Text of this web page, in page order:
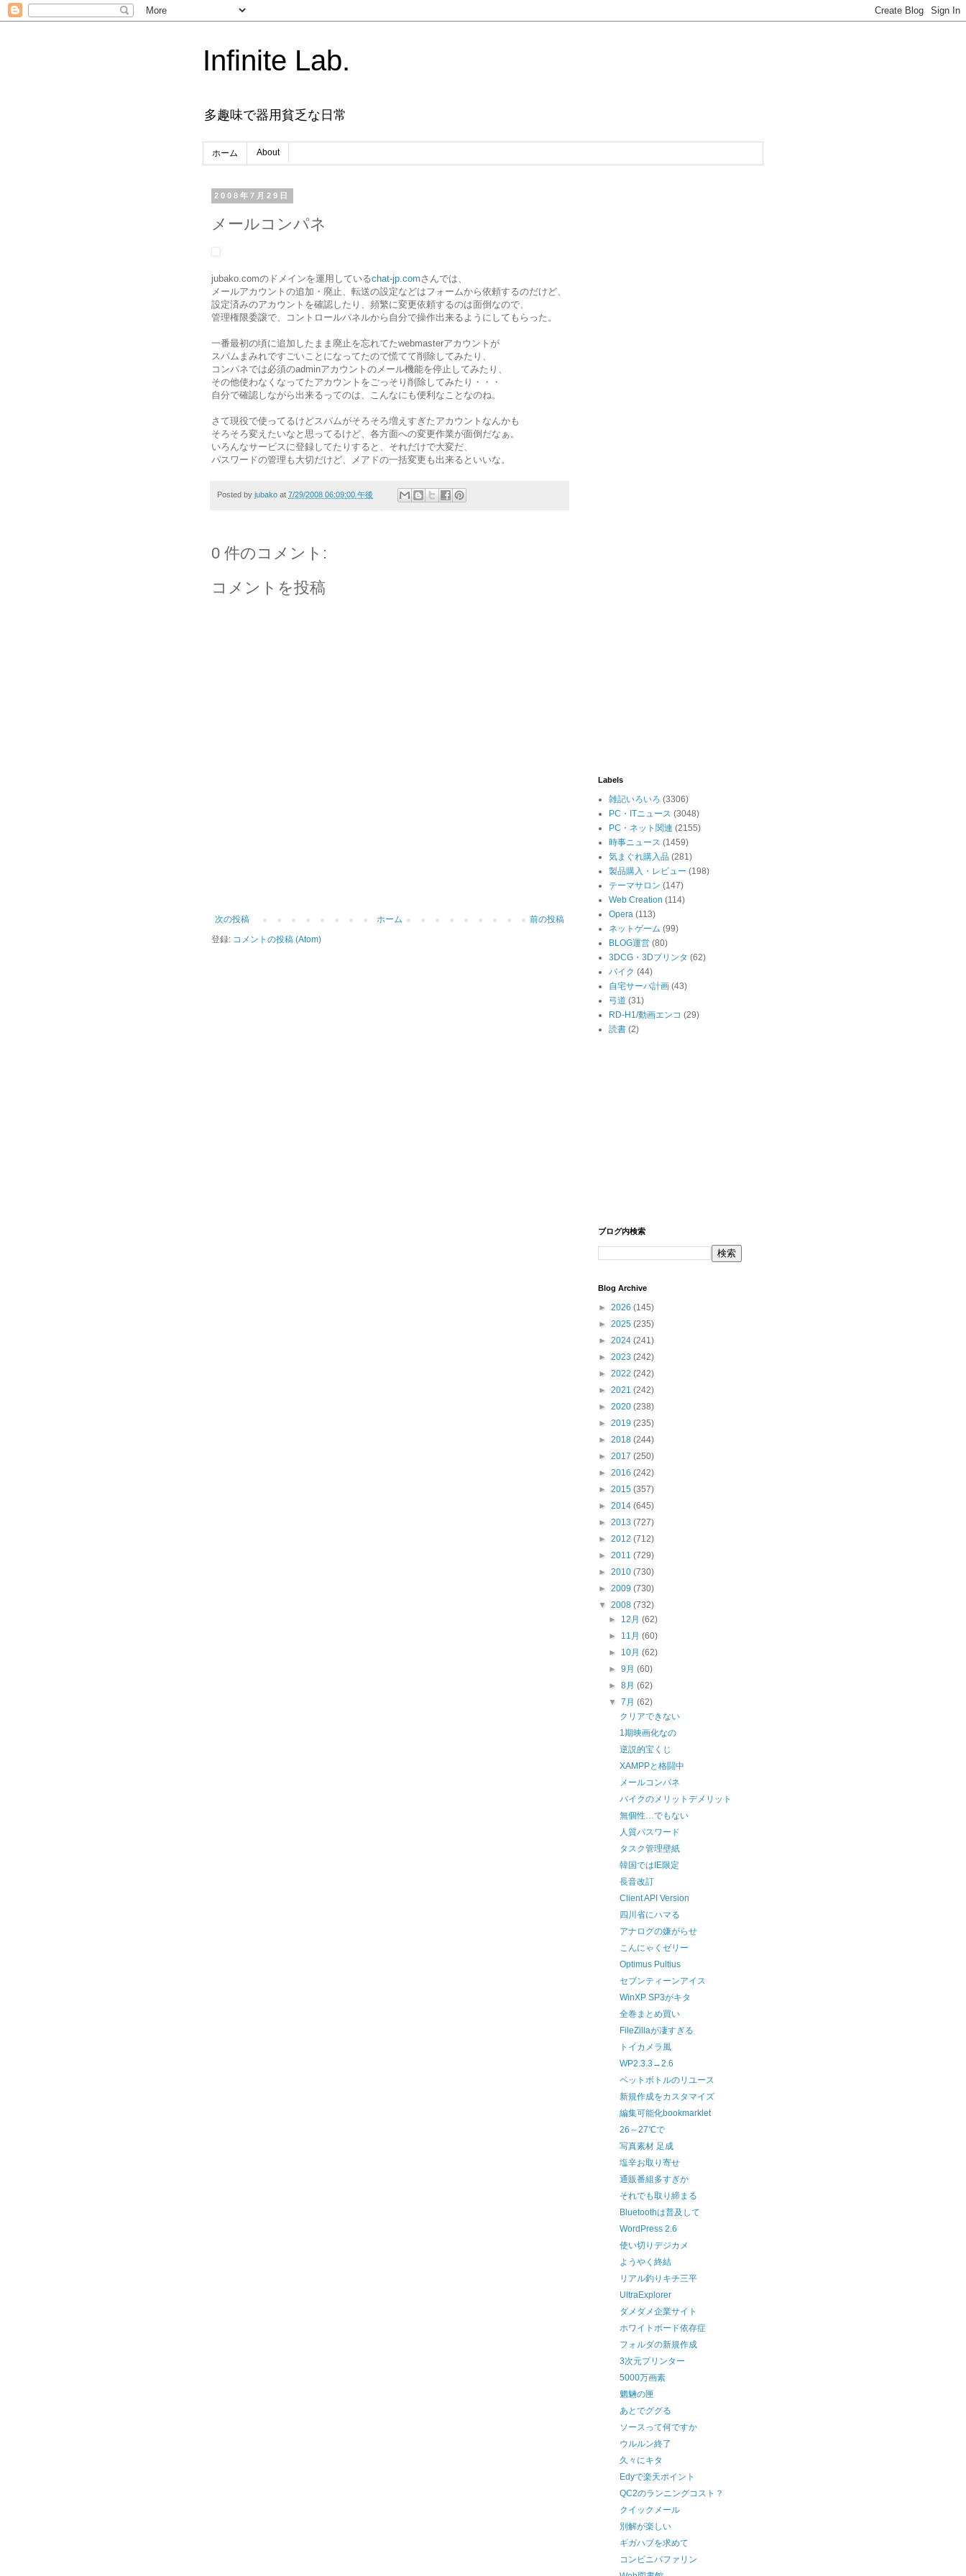
Infinite Lab.
多趣味で器用貧乏な日常
ホーム About
2008年7月29日
メールコンパネ
jubako.comのドメインを運用しているchat-jp.comさんでは、
メールアカウントの追加・廃止、転送の設定などはフォームから依頼するのだけど、
設定済みのアカウントを確認したり、頻繁に変更依頼するのは面倒なので、
管理権限委譲で、コントロールパネルから自分で操作出来るようにしてもらった。
一番最初の頃に追加したまま廃止を忘れてたwebmasterアカウントが
スパムまみれですごいことになってたので慌てて削除してみたり、
コンパネでは必須のadminアカウントのメール機能を停止してみたり、
その他使わなくなってたアカウントをごっそり削除してみたり・・・
自分で確認しながら出来るってのは、こんなにも便利なことなのね。
さて現役で使ってるけどスパムがそろそろ増えすぎたアカウントなんかも
そろそろ変えたいなと思ってるけど、各方面への変更作業が面倒だなぁ。
いろんなサービスに登録してたりすると、それだけで大変だ、
パスワードの管理も大切だけど、メアドの一括変更も出来るといいな。
Posted by jubako at 7/29/2008 06:09:00 午後
0 件のコメント:
コメントを投稿
次の投稿 前の投稿
ホーム
登録: コメントの投稿 (Atom)
Labels
雑記いろいろ (3306)
PC・ITニュース (3048)
PC・ネット関連 (2155)
時事ニュース (1459)
気まぐれ購入品 (281)
製品購入・レビュー (198)
テーマサロン (147)
Web Creation (114)
Opera (113)
ネットゲーム (99)
BLOG運営 (80)
3DCG・3Dプリンタ (62)
バイク (44)
自宅サーバ計画 (43)
弓道 (31)
RD-H1/動画エンコ (29)
読書 (2)
ブログ内検索
Blog Archive
► 2026 (145)
► 2025 (235)
► 2024 (241)
► 2023 (242)
► 2022 (242)
► 2021 (242)
► 2020 (238)
► 2019 (235)
► 2018 (244)
► 2017 (250)
► 2016 (242)
► 2015 (357)
► 2014 (645)
► 2013 (727)
► 2012 (712)
► 2011 (729)
► 2010 (730)
► 2009 (730)
▼ 2008 (732)
► 12月(62)
► 11月(60)
► 10月(62)
►9月(60)
►8月(62)
▼7月(62)
クリアできない
1期映画化なの
逆説的宝くじ
XAMPPと格闘中
メールコンパネ
バイクのメリットデメリット
無個性…でもない
人質パスワード
タスク管理壁紙
韓国ではIE限定
長音改訂
Client API Version
四川省にハマる
アナログの嫌がらせ
こんにゃくゼリー
Optimus Pultius
セブンティーンアイス
WinXP SP3がキタ
全巻まとめ買い
FileZillaが凄すぎる
トイカメラ風
WP2.3.3→2.6
ペットボトルのリユース
新規作成をカスタマイズ
編集可能化bookmarklet
26～27℃で
写真素材 足成
塩辛お取り寄せ
通販番組多すぎか
それでも取り締まる
Bluetoothは普及して
WordPress 2.6
使い切りデジカメ
ようやく終結
リアル釣りキチ三平
UltraExplorer
ダメダメ企業サイト
ホワイトボード依存症
フォルダの新規作成
3次元プリンター
5000万画素
魍魎の匣
あとでググる
ソースって何ですか
ウルルン終了
久々にキタ
Edyで楽天ポイント
QC2のランニングコスト？
クイックメール
別解が楽しい
ギガハブを求めて
コンビニバファリン